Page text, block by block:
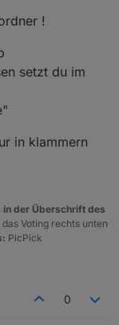
auf true
das die
tabelle
standard html
wird als
HTML
Sonoff, aber
versteh ich nicht
paar Tips für
schon falsch?
als JavaScrip
HTML-Widget
!
setzt du im
in klammern
in der Überschrift des
Voting rechts unten
PicPick
0